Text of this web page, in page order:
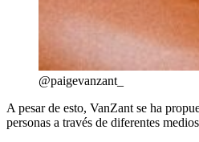
@paigevanzant_
A pesar de esto, VanZant se ha
personas a través de diferentes